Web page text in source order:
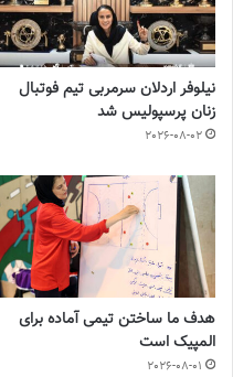
نیلوفر اردلان سرمربی تیم فوتبال
زنان پرسپولیس شد
2026-08-02
هدف ما ساختن تیمی آماده برای
المپیک است
2026-08-01